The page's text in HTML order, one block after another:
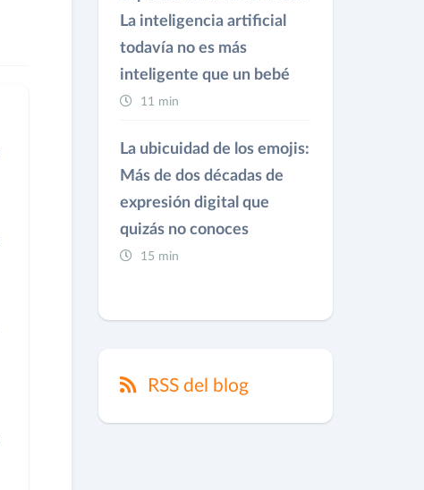
La inteligencia artificial
todavía no es más
inteligente que un bebé
11 min
La ubicuidad de los emojis:
Más de dos décadas de
expresión digital que
quizás no conoces
15 min
RSS del blog